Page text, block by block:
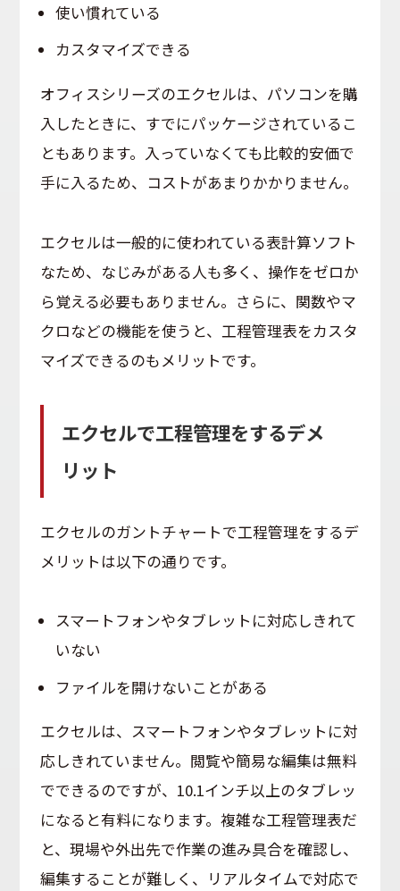
使い慣れている
カスタマイズできる
オフィスシリーズのエクセルは、パソコンを購
入したときに、すでにパッケージされているこ
ともあります。入っていなくても比較的安価で
手に入るため、コストがあまりかかりません。
エクセルは一般的に使われている表計算ソフト
なため、なじみがある人も多く、操作をゼロか
ら覚える必要もありません。さらに、関数やマ
クロなどの機能を使うと、工程管理表をカスタ
マイズできるのもメリットです。
エクセルで工程管理をするデメ
リット
エクセルのガントチャートで工程管理をするデ
メリットは以下の通りです。
スマートフォンやタブレットに対応しきれて
いない
ファイルを開けないことがある
エクセルは、スマートフォンやタブレットに対
応しきれていません。閲覧や簡易な編集は無料
でできるのですが、10.1インチ以上のタブレッ
になると有料になります。複雑な工程管理表だ
と、現場や外出先で作業の進み具合を確認し、
編集することが難しく、リアルタイムで対応で